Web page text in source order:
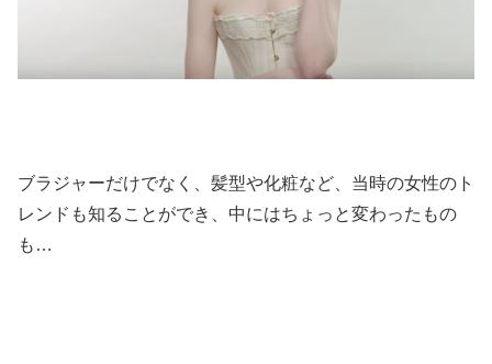
ブラジャーだけでなく、髪型や化粧など、当時の女性のト
レンドも知ることができ、中にはちょっと変わったもの
も…